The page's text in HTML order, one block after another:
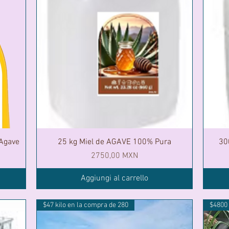
25 kg Miel de AGAVE 100% Pura
Prezzo
2750,00 MXN
Aggiungi al carrello
$47 kilo en la compra de 280 $4800